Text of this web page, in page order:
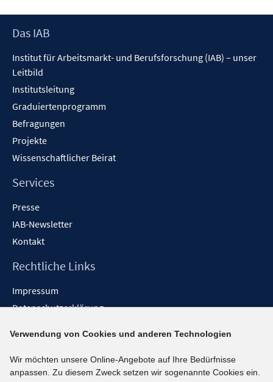
Footer
Das IAB
Institut für Arbeitsmarkt- und Berufsforschung (IAB) – unser
Leitbild
Institutsleitung
Graduiertenprogramm
Befragungen
Projekte
Wissenschaftlicher Beirat
Services
Presse
IAB-Newsletter
Kontakt
Rechtliche Links
Impressum
Datenschutzerklärung
Barrieren melden
Social-Media-Kanäle
Verwendung von Cookies und anderen Technologien
Wir möchten unsere Online-Angebote auf Ihre Bedürfnisse
anpassen. Zu diesem Zweck setzen wir sogenannte Cookies ein.